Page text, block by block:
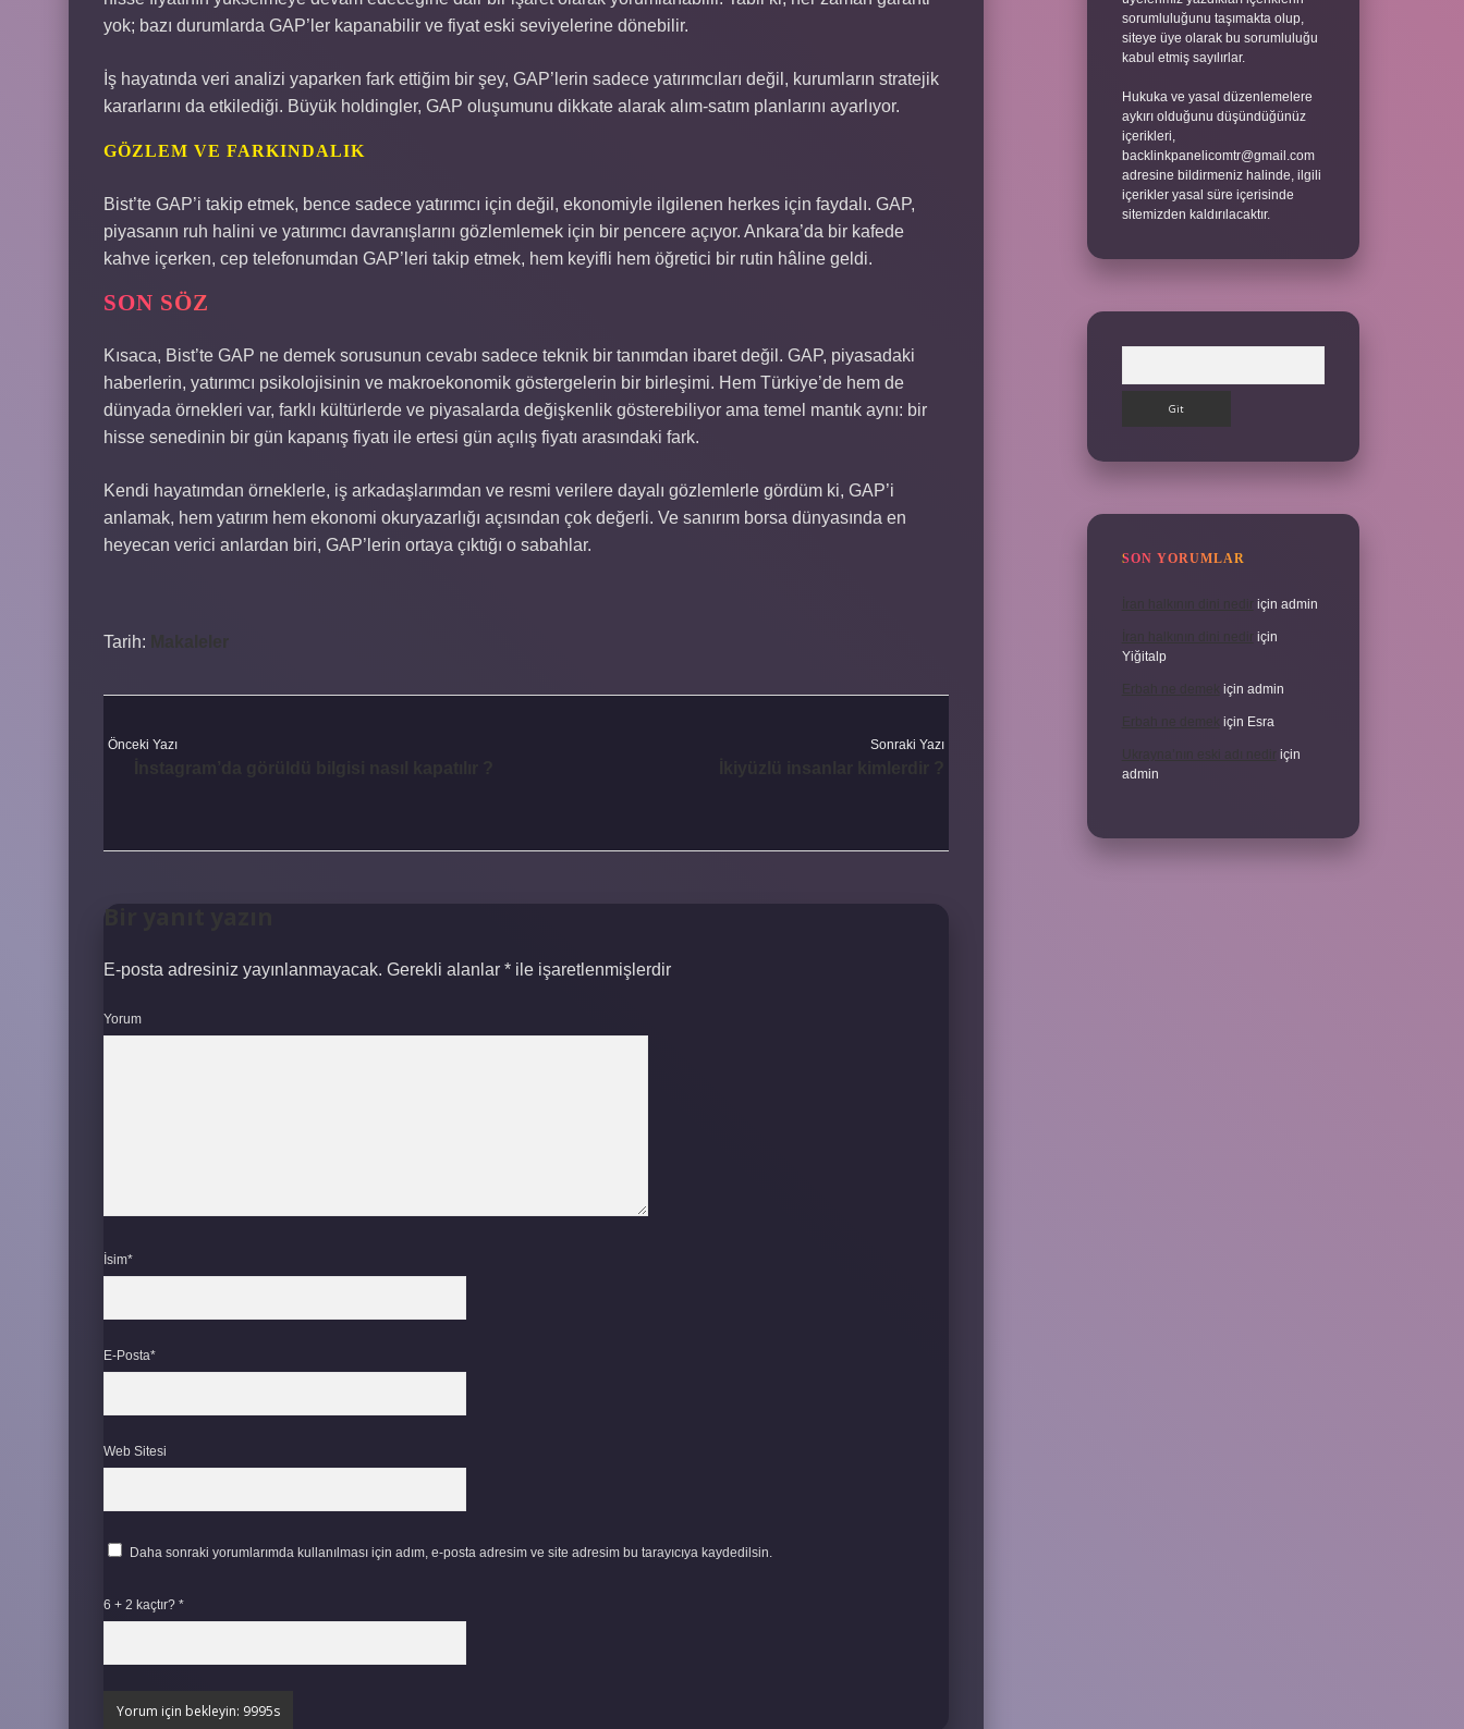
yok; bazı durumlarda GAP’ler kapanabilir ve fiyat eski seviyelerine dönebilir.
İş hayatında veri analizi yaparken fark ettiğim bir şey, GAP’lerin sadece yatırımcıları değil, kurumların stratejik
kararlarını da etkilediği. Büyük holdingler, GAP oluşumunu dikkate alarak alım-satım planlarını ayarlıyor.
GÖZLEM VE FARKINDALIK
Bist’te GAP’i takip etmek, bence sadece yatırımcı için değil, ekonomiyle ilgilenen herkes için faydalı. GAP,
piyasanın ruh halini ve yatırımcı davranışlarını gözlemlemek için bir pencere açıyor. Ankara’da bir kafede
kahve içerken, cep telefonumdan GAP’leri takip etmek, hem keyifli hem öğretici bir rutin hâline geldi.
SON SÖZ
Kısaca, Bist’te GAP ne demek sorusunun cevabı sadece teknik bir tanımdan ibaret değil. GAP, piyasadaki
haberlerin, yatırımcı psikolojisinin ve makroekonomik göstergelerin bir birleşimi. Hem Türkiye’de hem de
dünyada örnekleri var, farklı kültürlerde ve piyasalarda değişkenlik gösterebiliyor ama temel mantık aynı: bir
hisse senedinin bir gün kapanış fiyatı ile ertesi gün açılış fiyatı arasındaki fark.
Kendi hayatımdan örneklerle, iş arkadaşlarımdan ve resmi verilere dayalı gözlemlerle gördüm ki, GAP’i
anlamak, hem yatırım hem ekonomi okuryazarlığı açısından çok değerli. Ve sanırım borsa dünyasında en
heyecan verici anlardan biri, GAP’lerin ortaya çıktığı o sabahlar.
Tarih: Makaleler
Önceki Yazı Sonraki Yazı
Bir yanıt yazın
E-posta adresiniz yayınlanmayacak. Gerekli alanlar * ile işaretlenmişlerdir
Yorum
İsim*
E-Posta*
Web Sitesi
Daha sonraki yorumlarımda kullanılması için adım, e-posta adresim ve site adresim bu tarayıcıya kaydedilsin.
6 + 2 kaçtır? *
sorumluluğunu taşımakta olup,
siteye üye olarak bu sorumluluğu
kabul etmiş sayılırlar.
Hukuka ve yasal düzenlemelere
aykırı olduğunu düşündüğünüz
içerikleri,
backlinkpanelicomtr@gmail.com
adresine bildirmeniz halinde, ilgili
içerikler yasal süre içerisinde
sitemizden kaldırılacaktır.
SON YORUMLAR
için admin
için
Yiğitalp
için admin
için Esra
için
admin